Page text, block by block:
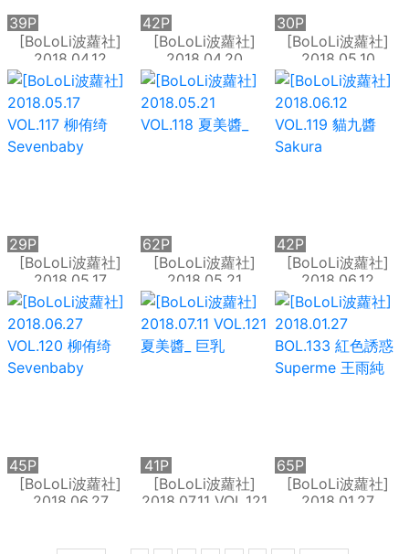
[BoLoLi波蘿社]
2018.04.12
VOL.114 芒果milk
39P
[BoLoLi波蘿社]
2018.04.20
VOL.115 貓九醬
Sakura
42P
[BoLoLi波蘿社]
2018.05.10
VOL.116 夏美醬_
30P
[BoLoLi波蘿社]
2018.05.17
VOL.117 柳侑绮
Sevenbaby
29P
[BoLoLi波蘿社]
2018.05.21
VOL.118 夏美醬_
62P
[BoLoLi波蘿社]
2018.06.12
VOL.119 貓九醬
Sakura
42P
[BoLoLi波蘿社]
2018.06.27
45P
[BoLoLi波蘿社]
2018.07.11 VOL.121
41P
[BoLoLi波蘿社]
2018.01.27
65P